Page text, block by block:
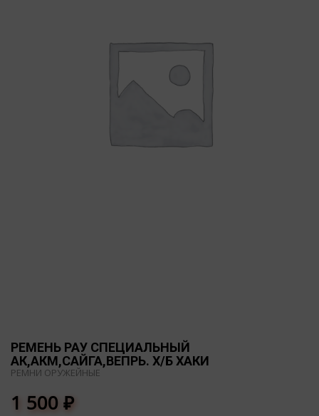
РЕМЕНЬ РАУ СПЕЦИАЛЬНЫЙ
АК,АКМ,САЙГА,ВЕПРЬ. Х/Б ХАКИ
РЕМНИ ОРУЖЕЙНЫЕ
1 500₽